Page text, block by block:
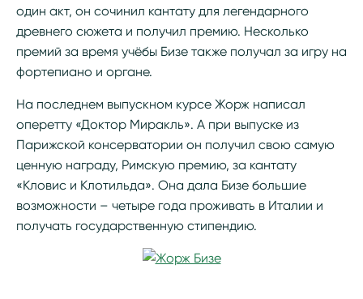
один акт, он сочинил кантату для легендарного
древнего сюжета и получил премию. Несколько
премий за время учёбы Бизе также получал за игру на
фортепиано и органе.
На последнем выпускном курсе Жорж написал
оперетту «Доктор Миракль». А при выпуске из
Парижской консерватории он получил свою самую
ценную награду, Римскую премию, за кантату
«Кловис и Клотильда». Она дала Бизе большие
возможности – четыре года проживать в Италии и
получать государственную стипендию.